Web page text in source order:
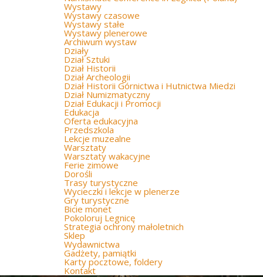
Wystawy
Wystawy czasowe
Wystawy stałe
Wystawy plenerowe
Archiwum wystaw
Działy
Dział Sztuki
Dział Historii
Dział Archeologii
Dział Historii Górnictwa i Hutnictwa Miedzi
Dział Numizmatyczny
Dział Edukacji i Promocji
Edukacja
Oferta edukacyjna
Przedszkola
Lekcje muzealne
Warsztaty
Warsztaty wakacyjne
Ferie zimowe
Dorośli
Trasy turystyczne
Wycieczki i lekcje w plenerze
Gry turystyczne
Bicie monet
Pokoloruj Legnicę
Strategia ochrony małoletnich
Sklep
Wydawnictwa
Gadżety, pamiątki
Karty pocztowe, foldery
Kontakt